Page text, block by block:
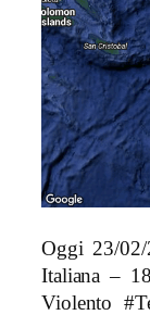
Oggi 23/
Italiana –
Violento